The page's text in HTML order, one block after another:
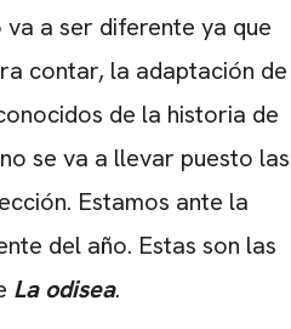
a ser diferente ya que
contar, la adaptación de
de la historia de
se va a llevar puesto las
Estamos ante la
del año. Estas son las
La odisea.